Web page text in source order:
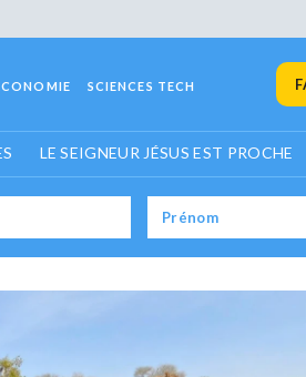
SCIENCES TECH
LE SEIGNEUR JÉSUS EST PROCHE